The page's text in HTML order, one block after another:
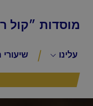
מוסדות ״קול
עלינו